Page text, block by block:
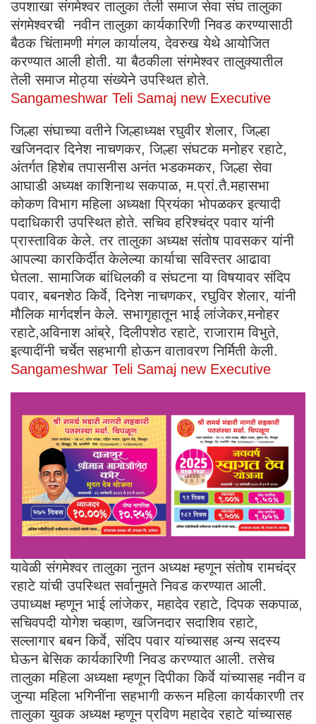
उपशाखा संगमेश्वर तालुका तेली समाज सेवा संघ तालुका
संगमेश्वरची नवीन तालुका कार्यकारिणी निवड करण्यासाठी
बैठक चिंतामणी मंगल कार्यालय, देवरुख येथे आयोजित
करण्यात आली होती. या बैठकीला संगमेश्वर तालुक्यातील
तेली समाज मोठ्या संख्येने उपस्थित होते.
Sangameshwar Teli Samaj new Executive
जिल्हा संघाच्या वतीने जिल्हाध्यक्ष रघुवीर शेलार, जिल्हा
खजिनदार दिनेश नाचणकर, जिल्हा संघटक मनोहर रहाटे,
अंतर्गत हिशेब तपासनीस अनंत भडकमकर, जिल्हा सेवा
आघाडी अध्यक्ष काशिनाथ सकपाळ, म.प्रां.तै.महासभा
कोकण विभाग महिला अध्यक्षा प्रियंका भोपळकर इत्यादी
पदाधिकारी उपस्थित होते. सचिव हरिश्चंद्र पवार यांनी
प्रास्ताविक केले. तर तालुका अध्यक्ष संतोष पावसकर यांनी
आपल्या कारकिर्दीत केलेल्या कार्याचा सविस्तर आढावा
घेतला. सामाजिक बांधिलकी व संघटना या विषयावर संदिप
पवार, बबनशेठ किर्वे, दिनेश नाचणकर, रघुविर शेलार, यांनी
मौलिक मार्गदर्शन केले. सभागृहातून भाई लांजेकर,मनोहर
रहाटे,अविनाश आंब्रे, दिलीपशेठ रहाटे, राजाराम विभुते,
इत्यादींनी चर्चेत सहभागी होऊन वातावरण निर्मिती केली.
Sangameshwar Teli Samaj new Executive
यावेळी संगमेश्वर तालुका नुतन अध्यक्ष म्हणून संतोष रामचंद्र
रहाटे यांची उपस्थित सर्वानुमते निवड करण्यात आली.
उपाध्यक्ष म्हणून भाई लांजेकर, महादेव रहाटे, दिपक सकपाळ,
सचिवपदी योगेश चव्हाण, खजिनदार सदाशिव रहाटे,
सल्लागार बबन किर्वे, संदिप पवार यांच्यासह अन्य सदस्य
घेऊन बेसिक कार्यकारिणी निवड करण्यात आली. तसेच
तालुका महिला अध्यक्षा म्हणून दिपीका किर्वे यांच्यासह नवीन व
जुन्या महिला भगिनींना सहभागी करून महिला कार्यकारणी तर
तालुका युवक अध्यक्ष म्हणून प्रविण महादेव रहाटे यांच्यासह